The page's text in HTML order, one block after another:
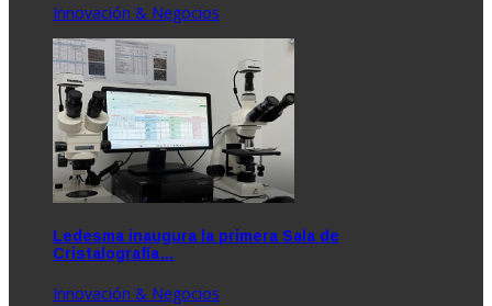
Innovación & Negocios
Ledesma inaugura la primera Sala de
Cristalografía…
Innovación & Negocios